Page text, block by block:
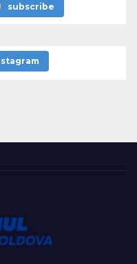
subscribe